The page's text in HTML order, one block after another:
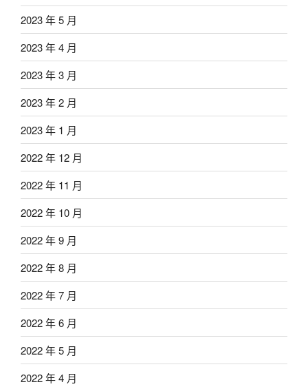
2023 年 5 月
2023 年 4 月
2023 年 3 月
2023 年 2 月
2023 年 1 月
2022 年 12 月
2022 年 11 月
2022 年 10 月
2022 年 9 月
2022 年 8 月
2022 年 7 月
2022 年 6 月
2022 年 5 月
2022 年 4 月